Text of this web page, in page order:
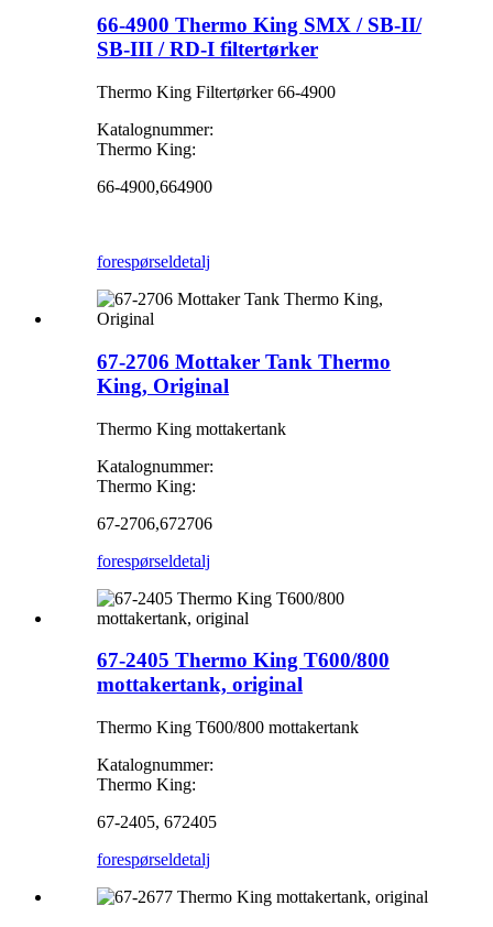
66-4900 Thermo King SMX / SB-II/
SB-III / RD-I filtertørker
Thermo King Filtertørker 66-4900
Katalognummer:
Thermo King:
66-4900,664900
forespørseldetalj
67-2706 Mottaker Tank Thermo
King, Original
Thermo King mottakertank
Katalognummer:
Thermo King:
67-2706,672706
forespørseldetalj
67-2405 Thermo King T600/800
mottakertank, original
Thermo King T600/800 mottakertank
Katalognummer:
Thermo King:
67-2405, 672405
forespørseldetalj